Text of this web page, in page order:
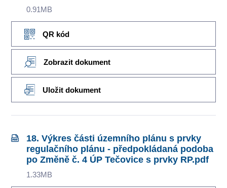
0.91MB
QR kód
Zobrazit dokument
Uložit dokument
18. Výkres části územního plánu s prvky
regulačního plánu - předpokládaná podoba
po Změně č. 4 ÚP Tečovice s prvky RP.pdf
1.33MB